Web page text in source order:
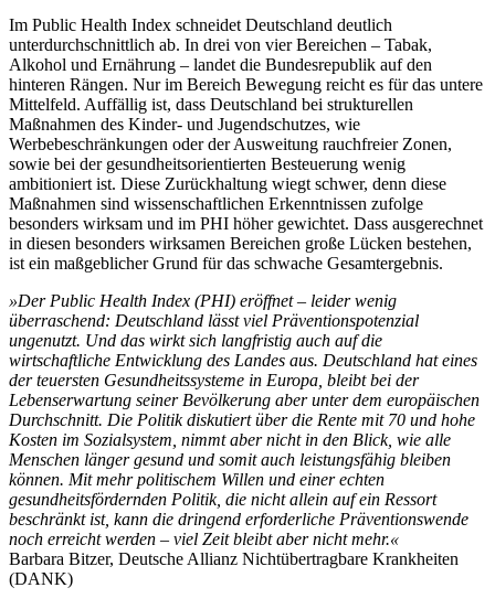
Im Public Health Index schneidet Deutschland deutlich
unterdurchschnittlich ab. In drei von vier Bereichen – Tabak,
Alkohol und Ernährung – landet die Bundesrepublik auf den
hinteren Rängen. Nur im Bereich Bewegung reicht es für das untere
Mittelfeld. Auffällig ist, dass Deutschland bei strukturellen
Maßnahmen des Kinder- und Jugendschutzes, wie
Werbebeschränkungen oder der Ausweitung rauchfreier Zonen,
sowie bei der gesundheitsorientierten Besteuerung wenig
ambitioniert ist. Diese Zurückhaltung wiegt schwer, denn diese
Maßnahmen sind wissenschaftlichen Erkenntnissen zufolge
besonders wirksam und im PHI höher gewichtet. Dass ausgerechnet
in diesen besonders wirksamen Bereichen große Lücken bestehen,
ist ein maßgeblicher Grund für das schwache Gesamtergebnis.
»Der Public Health Index (PHI) eröffnet – leider wenig
überraschend: Deutschland lässt viel Präventionspotenzial
ungenutzt. Und das wirkt sich langfristig auch auf die
wirtschaftliche Entwicklung des Landes aus. Deutschland hat eines
der teuersten Gesundheitssysteme in Europa, bleibt bei der
Lebenserwartung seiner Bevölkerung aber unter dem europäischen
Durchschnitt. Die Politik diskutiert über die Rente mit 70 und hohe
Kosten im Sozialsystem, nimmt aber nicht in den Blick, wie alle
Menschen länger gesund und somit auch leistungsfähig bleiben
können. Mit mehr politischem Willen und einer echten
gesundheitsfördernden Politik, die nicht allein auf ein Ressort
beschränkt ist, kann die dringend erforderliche Präventionswende
noch erreicht werden – viel Zeit bleibt aber nicht mehr.«
Barbara Bitzer, Deutsche Allianz Nichtübertragbare Krankheiten
(DANK)